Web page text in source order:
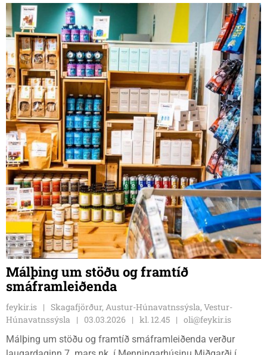
Málþing um stöðu og framtíð
smáframleiðenda
feykir.is
Skagafjörður, Austur-Húnavatnssýsla, Vestur-
Húnavatnssýsla
03.03.2026 kl. 12.45
oli@feykir.is
Málþing um stöðu og framtíð smáframleiðenda verður